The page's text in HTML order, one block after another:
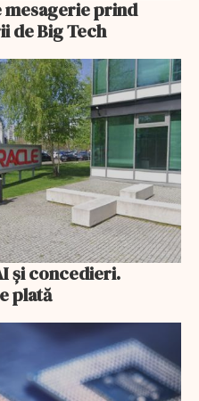
prind
de Big Tech
și concedieri.
plată